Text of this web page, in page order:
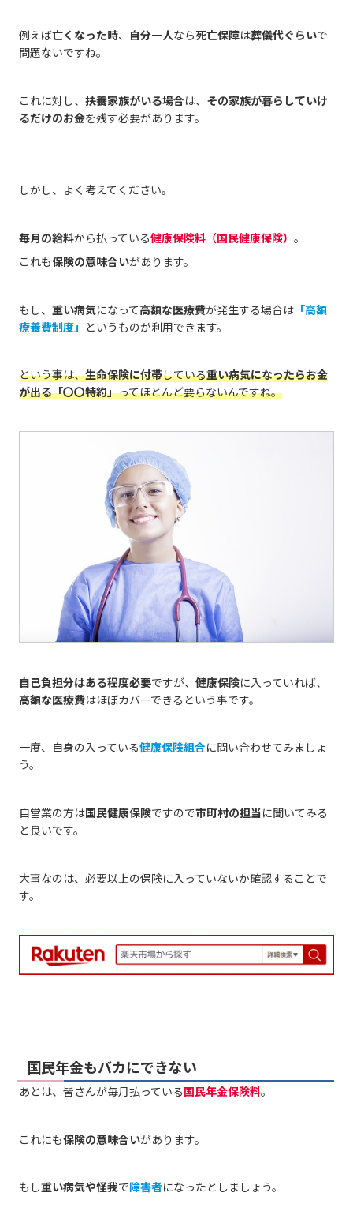
例えば亡くなった時、 自分一人なら死亡保障は葬儀代ぐらいで
問題ないですね。
これに対し、 扶養家族がいる場合は、 その家族が暮らしていけ
るだけのお金を残す必要があります。
しかし、よく考えてください。
毎月の給料から払っている健康保険料（国民健康保険） 。
これも保険の意味合いがあります。
もし、 重い病気になって高額な医療費が発生する場合は 「高額
療養費制度」 というものが利用できます。
という事は、生命保険に付帯している重い病気になったらお金
が出る「〇〇特約」ってほとんど要らないんですね。
自己負担分はある程度必要ですが、 健康保険に入っていれば、
高額な医療費はほぼカバーできるという事です。
一度、自身の入っている健康保険組合に問い合わせてみましょ
う。
自営業の方は国民健康保険ですので市町村の担当に聞いてみる
と良いです。
大事なのは、必要以上の保険に入っていないか確認することで
す。
国民年金もバカにできない
あとは、皆さんが毎月払っている国民年金保険料。
これにも保険の意味合いがあります。
もし重い病気や怪我で障害者になったとしましょう。